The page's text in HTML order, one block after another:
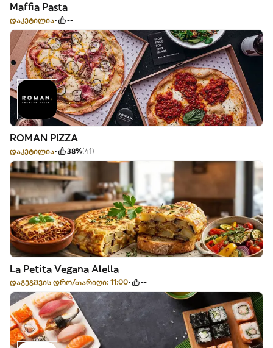
Maffia Pasta
დაკეტილია --
ROMAN PIZZA
დაკეტილია 38%(41)
La Petita Vegana Alella
დაგეგმვის დრო/თარიღი: 11:00 --